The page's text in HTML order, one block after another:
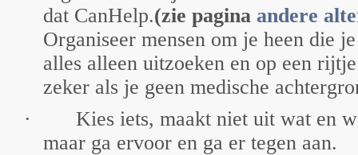
dat CanHelp.(zie pagina andere
Organiseer mensen om je heen die
alles alleen uitzoeken en op een
zeker als je geen medische
·
Kies iets, maakt niet uit wat en
maar ga ervoor en ga er tegen aan.